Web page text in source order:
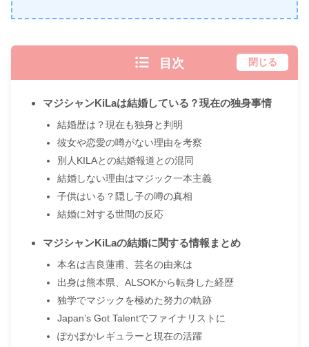
目次 閉じる
マジシャンKiLaは結婚している？現在の独身事情
結婚歴は？現在も独身と判明
彼女や恋愛の噂がない理由を考察
別人KILAとの結婚報道との混同
結婚しない理由はマジック一本主義
子供はいる？隠し子の噂の真相
結婚に対する世間の反応
マジシャンKiLaの結婚に関する情報まとめ
本名は吉良蓮甫、芸名の由来は
出身は熊本県、ALSOKから転身した経歴
独学でマジックを極めた努力の軌跡
Japan’s Got Talentでファイナリストに
ぽかぽかレギュラーと現在の活躍